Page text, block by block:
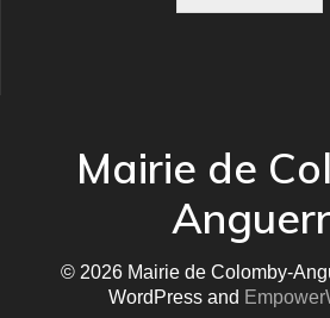
Mairie de
© 2026 Mairie de Colomby-
WordPress and